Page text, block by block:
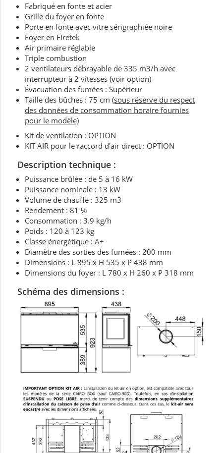
Fabriqué en fonte et acier
Grille du foyer en fonte
Porte en fonte avec vitre sérigraphiée noire
Foyer en Firetek
Air primaire réglable
Triple combustion
2 ventilateurs débrayable de 335 m3/h avec
interrupteur à 2 vitesses (voir option)
Évacuation des fumées : Supérieur
Taille des bûches : 75 cm (sous réserve du respect
des données de consommation horaire fournies
pour le modèle)
Kit de ventilation : OPTION
KIT AIR pour le raccord d'air direct : OPTION
Description technique :
Puissance brûlée : de 5 à 16 kW
Puissance nominale : 13 kW
Volume de chauffe : 325 m3
Rendement : 81 %
Consommation : 3.9 kg/h
Poids : 120 à 123 kg
Classe énergétique : A+
Diamètre des sorties des fumées : 200 mm
Dimensions : L 895 x H 535 x P 438 mm
Dimensions du foyer : L 780 x H 260 x P 318 mm
Schéma des dimensions :